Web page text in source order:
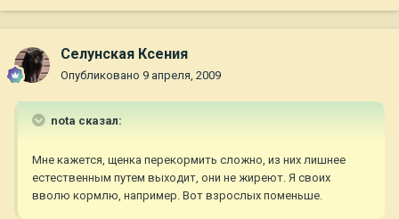
Селунская Ксения
Опубликовано 9 апреля, 2009
nota сказал:
Мне кажется, щенка перекормить сложно, из них лишнее
естественным путем выходит, они не жиреют. Я своих
вволю кормлю, например. Вот взрослых поменьше.